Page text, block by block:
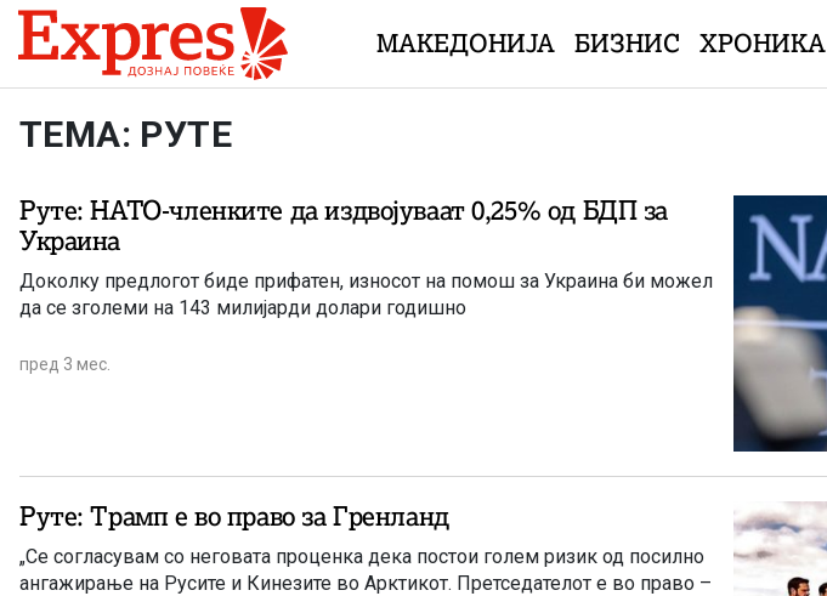
Skip to content
МАКЕДОНИЈА БИЗНИС ХРОНИКА
ТЕМА: РУТЕ
Руте: НАТО-членките да издвојуваат 0,25% од БДП за
Украина
Доколку предлогот биде прифатен, износот на помош за Украина би можел
да се зголеми на 143 милијарди долари годишно
пред 3 мес.
Руте: Трамп е во право за Гренланд
„Се согласувам со неговата проценка дека постои голем ризик од посилно
ангажирање на Русите и Кинезите во Арктикот. Претседателот е во право –